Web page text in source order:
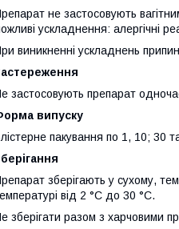
не застосовують
ускладнення: алергічні
виникненні ускладнень
застосовують препарат
випуску
пакування по 1, 10; 30
зберігають у сухому,
від 2 °С до 30 °С.
зберігати разом з харчовими